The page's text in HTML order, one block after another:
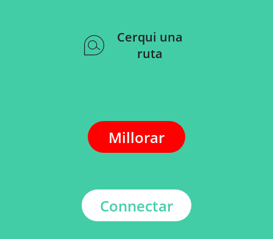
Cerqui una
ruta
Millorar
Connectar